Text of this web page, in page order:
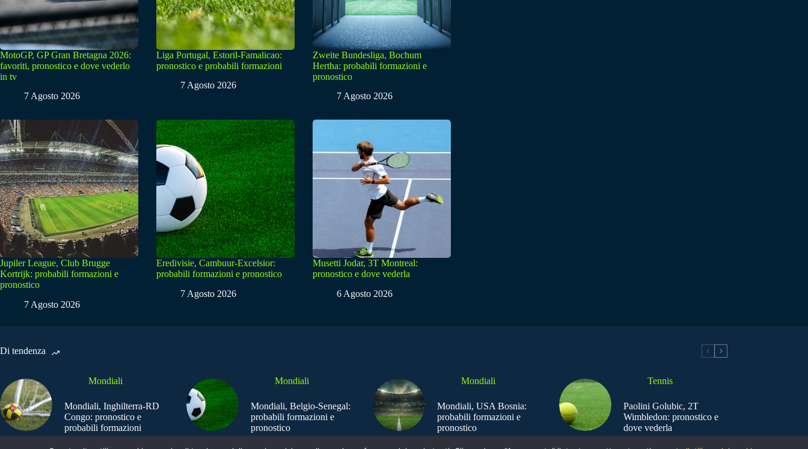
MotoGP, GP Gran Bretagna 2026:
favoriti, pronostico e dove vederlo
in tv
7 Agosto 2026
Liga Portugal, Estoril-Famalicao:
pronostico e probabili formazioni
7 Agosto 2026
Zweite Bundesliga, Bochum
Hertha: probabili formazioni e
pronostico
7 Agosto 2026
Jupiler League, Club Brugge
Kortrijk: probabili formazioni e
pronostico
7 Agosto 2026
Eredivisie, Cambuur-Excelsior:
probabili formazioni e pronostico
7 Agosto 2026
Musetti Jodar, 3T Montreal:
pronostico e dove vederla
6 Agosto 2026
Di tendenza
Mondiali
Mondiali, Inghilterra-RD
Congo: pronostico e
probabili formazioni
Mondiali
Mondiali, Belgio-Senegal:
probabili formazioni e
pronostico
Mondiali
Mondiali, USA Bosnia:
probabili formazioni e
pronostico
Tennis
Paolini Golubic, 2T
Wimbledon: pronostico e
dove vederla